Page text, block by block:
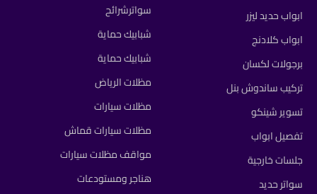
ابواب حديد ليزر
ابواب كلادنج
برجولات لكسان
تركيب ساندوش بنل
تسوير شينكو
تفصيل ابواب
جلسات خارجية
سواتر حديد
سواترشرائح
شبابيك حماية
شبابيك حماية
مظلات الرياض
مظلات سيارات
مظلات سيارات قماش
مواقف مظلات سيارات
هناجر ومستودعات